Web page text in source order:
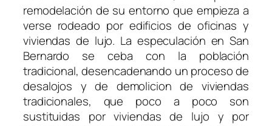
remodelación de su entorno que empieza a
verse rodeado por edificios de oficinas y
viviendas de lujo. La especulación en San
Bernardo se ceba con la población
tradicional, desencadenando un proceso de
desalojos y de demolicion de viviendas
tradicionales, que poco a poco son
sustituidas por viviendas de lujo y por